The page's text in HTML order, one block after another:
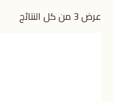
عرض ⁦3⁩ من كل النتائج